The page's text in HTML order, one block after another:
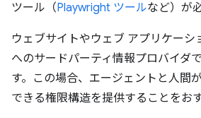
ツール（Playwright ツールなど）が
ウェブサイトやウェブ アプリケーシ
へのサードパーティ情報プロバイダ
す。この場合、エージェントと人間
できる権限構造を提供することをお